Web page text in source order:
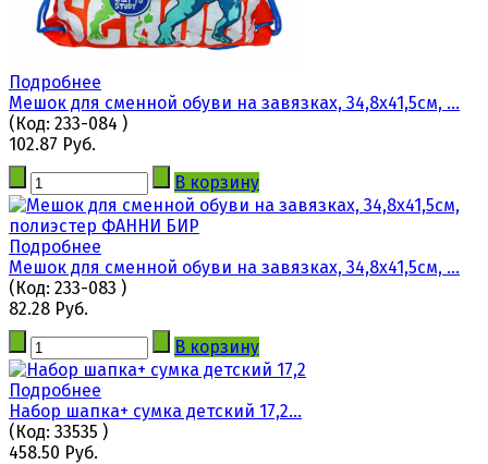
Подробнее
Мешок для сменной обуви на завязках, 34,8x41,5см, ...
(Код: 233-084 )
102.87 Руб.
В корзину
Подробнее
Мешок для сменной обуви на завязках, 34,8x41,5см, ...
(Код: 233-083 )
82.28 Руб.
В корзину
Подробнее
Набор шапка+ сумка детский 17,2...
(Код: 33535 )
458.50 Руб.